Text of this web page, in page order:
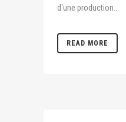
d'une production...
READ MORE